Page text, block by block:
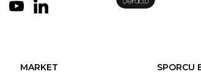
MARKET
SPORCU